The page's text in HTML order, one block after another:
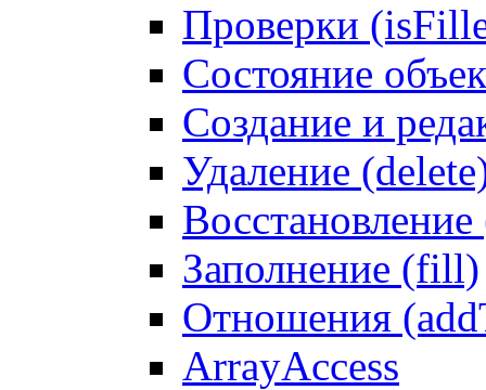
Проверки
Состояние
Создание и
Удаление
Заполнение (fill)
Отношения
ArrayAccess